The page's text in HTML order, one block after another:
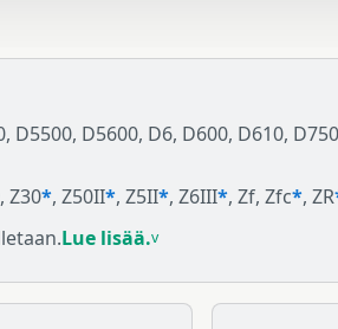
D5500, D5600, D6, D600, D610,
Z30*, Z50II*, Z5II*, Z6III*, Zf, Zfc*, ZR
Lue lisää.